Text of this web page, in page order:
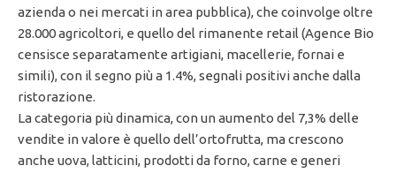
azienda o nei mercati in area pubblica), che coinvolge oltre
28.000 agricoltori, e quello del rimanente retail (Agence Bio
censisce separatamente artigiani, macellerie, fornai e
simili), con il segno più a 1.4%, segnali positivi anche dalla
ristorazione.
La categoria più dinamica, con un aumento del 7,3% delle
vendite in valore è quello dell’ortofrutta, ma crescono
anche uova, latticini, prodotti da forno, carne e generi